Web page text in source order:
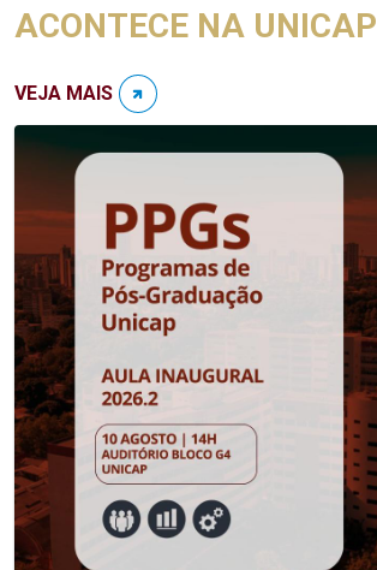
ACONTECE NA UNICAP
VEJA MAIS